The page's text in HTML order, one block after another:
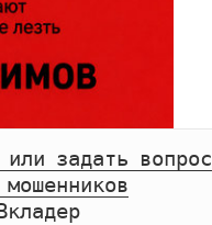
задать вопрос
Вкладер